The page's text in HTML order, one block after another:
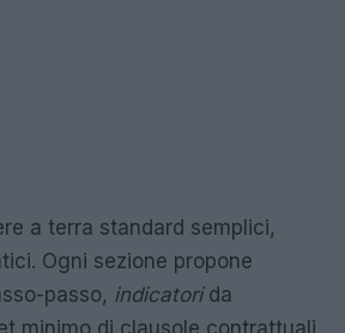
a terra standard semplici,
Ogni sezione propone
passo, indicatorida
minimo di clausole contrattuali